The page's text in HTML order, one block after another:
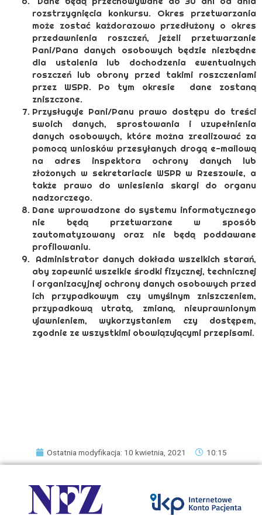
rozstrzygnięcia konkursu. Okres przetwarzania
może zostać każdorazowo przedłużony o okres
przedawnienia roszczeń, jeżeli przetwarzanie
Pani/Pana danych osobowych będzie niezbędne
dla ustalenia lub dochodzenia ewentualnych
roszczeń lub obrony przed takimi roszczeniami
przez WSPR. Po tym okresie dane zostaną
zniszczone.
Przysługuje Pani/Panu prawo dostępu do treści
swoich danych, sprostowania i uzupełnienia
danych osobowych, które można zrealizować za
pomocą wniosków przesyłanych drogą e-mailową
na adres inspektora ochrony danych lub
złożonych w sekretariacie WSPR w Rzeszowie, a
także prawo do wniesienia skargi do organu
nadzorczego.
Dane wprowadzone do systemu informatycznego
nie będą przetwarzane w sposób
zautomatyzowany oraz nie będą poddawane
profilowaniu.
Administrator danych dokłada wszelkich starań,
aby zapewnić wszelkie środki fizycznej, technicznej
i organizacyjnej ochrony danych osobowych przed
ich przypadkowym czy umyślnym zniszczeniem,
przypadkową utratą, zmianą, nieuprawnionym
ujawnieniem, wykorzystaniem czy dostępem,
zgodnie ze wszystkimi obowiązującymi przepisami.
Ostatnia modyfikacja: 10 kwietnia, 2021 10:15